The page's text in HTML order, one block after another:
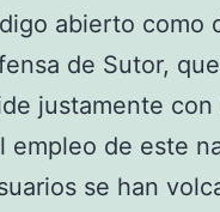
abierto como
de Sutor,
justamente
empleo de este
se han